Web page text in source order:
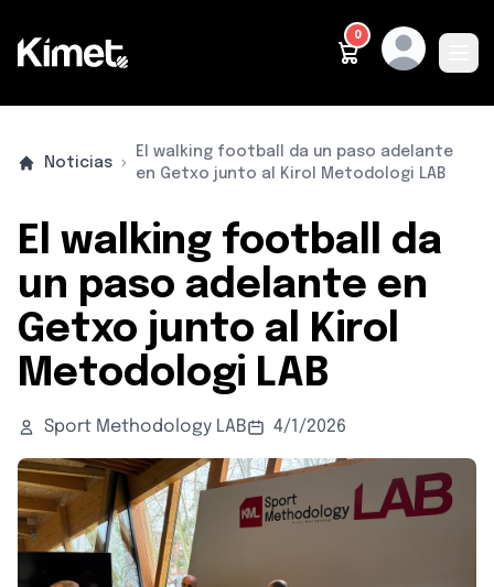
0
Noticias
El walking football da un paso adelante
en Getxo junto al Kirol Metodologi LAB
El walking football da
un paso adelante en
Getxo junto al Kirol
Metodologi LAB
Sport Methodology LAB 4/1/2026